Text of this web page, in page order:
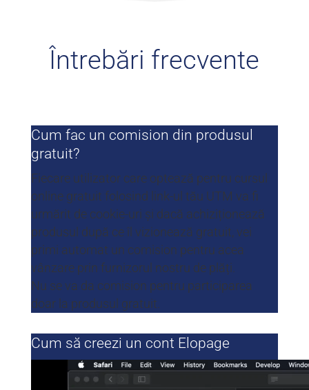
Întrebări frecvente
Cum fac un comision din produsul
gratuit?
Fiecare utilizator care optează pentru cursul
online gratuit folosind link-ul tău UTM va fi
urmărit de cookie-uri și dacă achiziționează
produsul după ce îl vizionează gratuit, vei
primi automat un comision pentru acea
vânzare prin furnizorul nostru de plăți.
Nu se va da comision pentru participarea
doar la produsul gratuit.​
Cum să creezi un cont Elopage